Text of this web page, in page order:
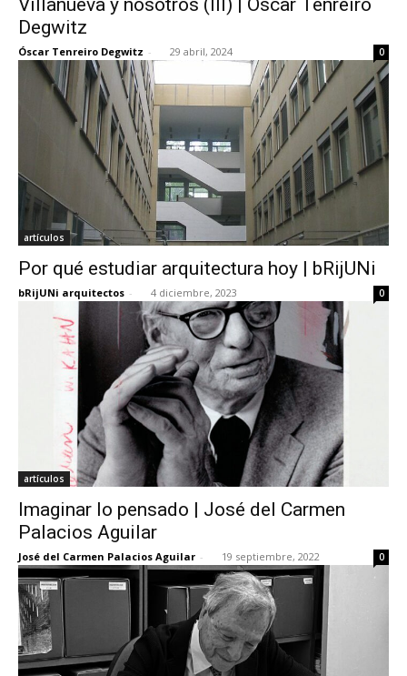
Villanueva y nosotros (III) | Óscar Tenreiro
Degwitz
Óscar Tenreiro Degwitz - 29 abril, 2024 0
artículos
Por qué estudiar arquitectura hoy | bRijUNi
bRijUNi arquitectos - 4 diciembre, 2023 0
artículos
Imaginar lo pensado | José del Carmen
Palacios Aguilar
José del Carmen Palacios Aguilar - 19 septiembre, 2022 0